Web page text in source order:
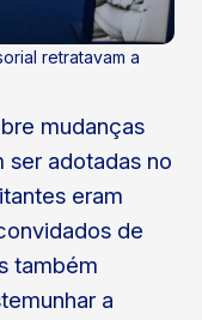
retratavam a
mudanças
adotadas no
eram
de
também
a